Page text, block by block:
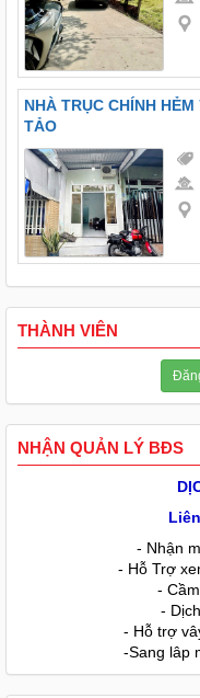
NHÀ TRỤC CHÍNH
TẢO
THÀNH VIÊN
NHẬN QUẢN LÝ BĐS
- Nhận
- Hỗ Trợ
-
-
- Hỗ trợ
-Sang lâp